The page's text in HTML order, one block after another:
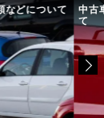
注意点につい 車の
び方